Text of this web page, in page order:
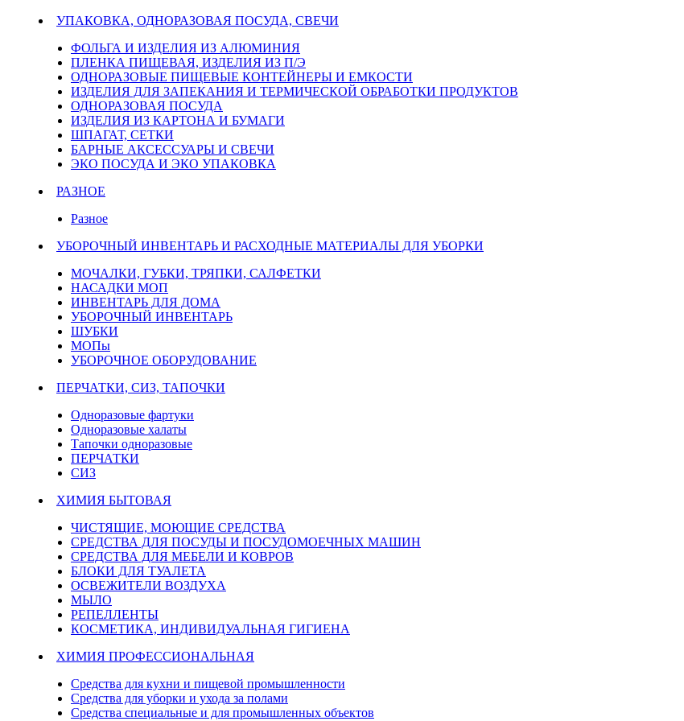
УПАКОВКА, ОДНОРАЗОВАЯ ПОСУДА, СВЕЧИ
ФОЛЬГА И ИЗДЕЛИЯ ИЗ АЛЮМИНИЯ
ПЛЕНКА ПИЩЕВАЯ, ИЗДЕЛИЯ ИЗ П/Э
ОДНОРАЗОВЫЕ ПИЩЕВЫЕ КОНТЕЙНЕРЫ И ЕМКОСТИ
ИЗДЕЛИЯ ДЛЯ ЗАПЕКАНИЯ И ТЕРМИЧЕСКОЙ ОБРАБОТКИ ПРОДУКТОВ
ОДНОРАЗОВАЯ ПОСУДА
ИЗДЕЛИЯ ИЗ КАРТОНА И БУМАГИ
ШПАГАТ, СЕТКИ
БАРНЫЕ АКСЕССУАРЫ И СВЕЧИ
ЭКО ПОСУДА И ЭКО УПАКОВКА
РАЗНОЕ
Разное
УБОРОЧНЫЙ ИНВЕНТАРЬ И РАСХОДНЫЕ МАТЕРИАЛЫ ДЛЯ УБОРКИ
МОЧАЛКИ, ГУБКИ, ТРЯПКИ, САЛФЕТКИ
НАСАДКИ МОП
ИНВЕНТАРЬ ДЛЯ ДОМА
УБОРОЧНЫЙ ИНВЕНТАРЬ
ШУБКИ
МОПы
УБОРОЧНОЕ ОБОРУДОВАНИЕ
ПЕРЧАТКИ, СИЗ, ТАПОЧКИ
Одноразовые фартуки
Одноразовые халаты
Тапочки одноразовые
ПЕРЧАТКИ
СИЗ
ХИМИЯ БЫТОВАЯ
ЧИСТЯЩИЕ, МОЮЩИЕ СРЕДСТВА
СРЕДСТВА ДЛЯ ПОСУДЫ И ПОСУДОМОЕЧНЫХ МАШИН
СРЕДСТВА ДЛЯ МЕБЕЛИ И КОВРОВ
БЛОКИ ДЛЯ ТУАЛЕТА
ОСВЕЖИТЕЛИ ВОЗДУХА
МЫЛО
РЕПЕЛЛЕНТЫ
КОСМЕТИКА, ИНДИВИДУАЛЬНАЯ ГИГИЕНА
ХИМИЯ ПРОФЕССИОНАЛЬНАЯ
Средства для кухни и пищевой промышленности
Средства для уборки и ухода за полами
Средства специальные и для промышленных объектов